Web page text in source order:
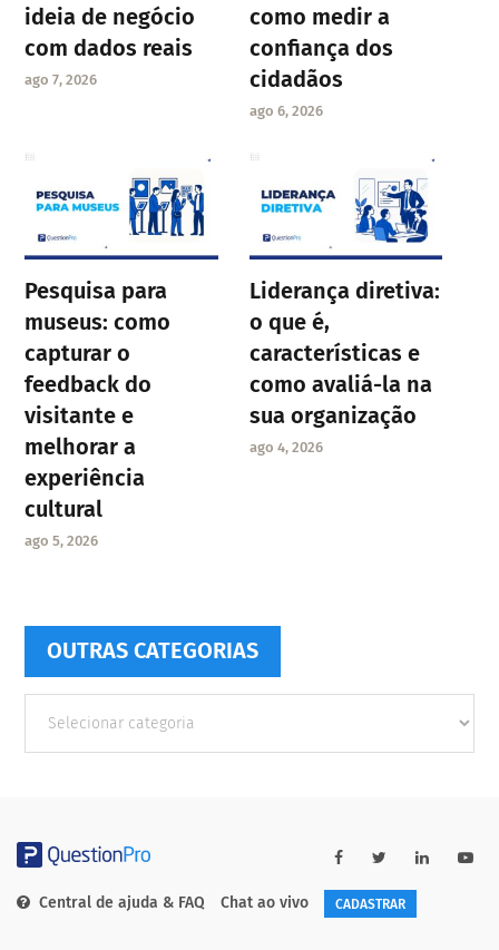
ideia de negócio
com dados reais
ago 7, 2026
como medir a
confiança dos
cidadãos
ago 6, 2026
Pesquisa para
museus: como
capturar o
feedback do
visitante e
melhorar a
experiência
cultural
ago 5, 2026
Liderança diretiva:
o que é,
características e
como avaliá-la na
sua organização
ago 4, 2026
OUTRAS CATEGORIAS
Categorias
Central de ajuda & FAQ Chat ao vivo CADASTRAR